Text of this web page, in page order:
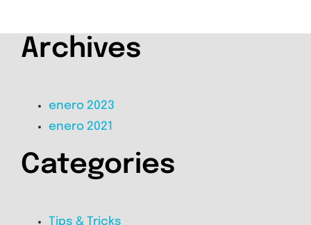
Archives
enero 2023
enero 2021
Categories
Tips & Tricks